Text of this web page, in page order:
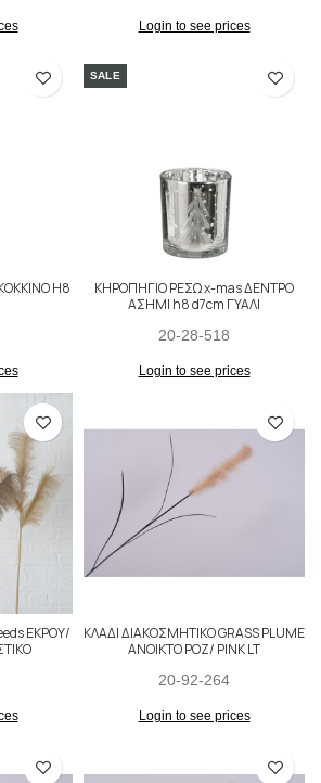
Login to see prices
H8
SALE
ΚΗΡΟΠΗΓΙΟ ΡΕΣΩ x-mas ΔΕΝΤΡΟ
ΑΣΗΜΙ h8 d7cm ΓΥΑΛΙ
20-28-518
Login to see prices
ΕΚΡΟΥ/
ΚΛΑΔΙ ΔΙΑΚΟΣΜΗΤΙΚΟ GRASS PLUME
ΑΝΟΙΚΤΟ ΡΟΖ/ PINK LT
20-92-264
Login to see prices